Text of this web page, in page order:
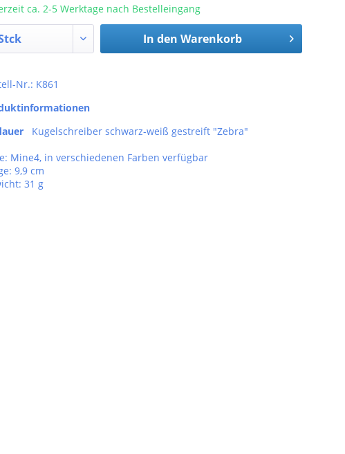
ca. 2-5 Werktage nach Bestelleingang
In den Warenkorb
Nr.: K861
Kugelschreiber schwarz-weiß gestreift "Zebra"
Mine4, in verschiedenen Farben verfügbar
9,9 cm
31 g